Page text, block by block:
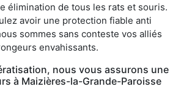
élimination de tous les rats et souris.
avoir une protection fiable anti
sommes sans conteste vos alliés
envahissants.
nous vous assurons une
à Maizières-la-Grande-Paroisse